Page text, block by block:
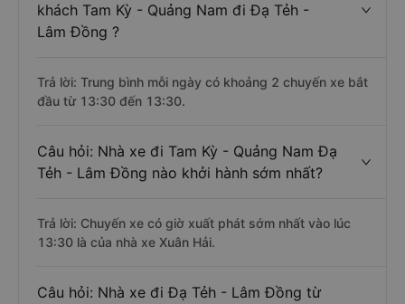
khách Tam Kỳ - Quảng Nam đi Đạ Tẻh -
Lâm Đồng ?
Trả lời: Trung bình mỗi ngày có khoảng 2 chuyến xe bắt
đầu từ 13:30 đến 13:30.
Câu hỏi: Nhà xe đi Tam Kỳ - Quảng Nam Đạ
Tẻh - Lâm Đồng nào khởi hành sớm nhất?
Trả lời: Chuyến xe có giờ xuất phát sớm nhất vào lúc
13:30 là của nhà xe Xuân Hải.
Câu hỏi: Nhà xe đi Đạ Tẻh - Lâm Đồng từ